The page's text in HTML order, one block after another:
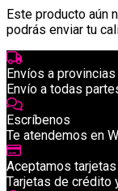
Este producto aún
podrás enviar tu
Envíos a provincias
Envío a todas
Escríbenos
Te atendemos en
Aceptamos tarjetas
Tarjetas de crédito